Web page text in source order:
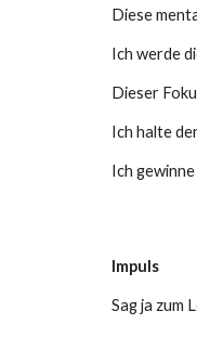
Diese
Ich werde
Dieser
Ich halte
Ich
Impuls
Sag ja zum